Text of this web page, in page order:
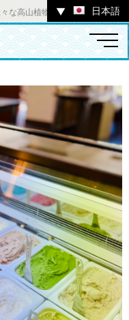
高山植物をお楽しみいただけ
▼ 日本語
お店 スポット
アー
リア